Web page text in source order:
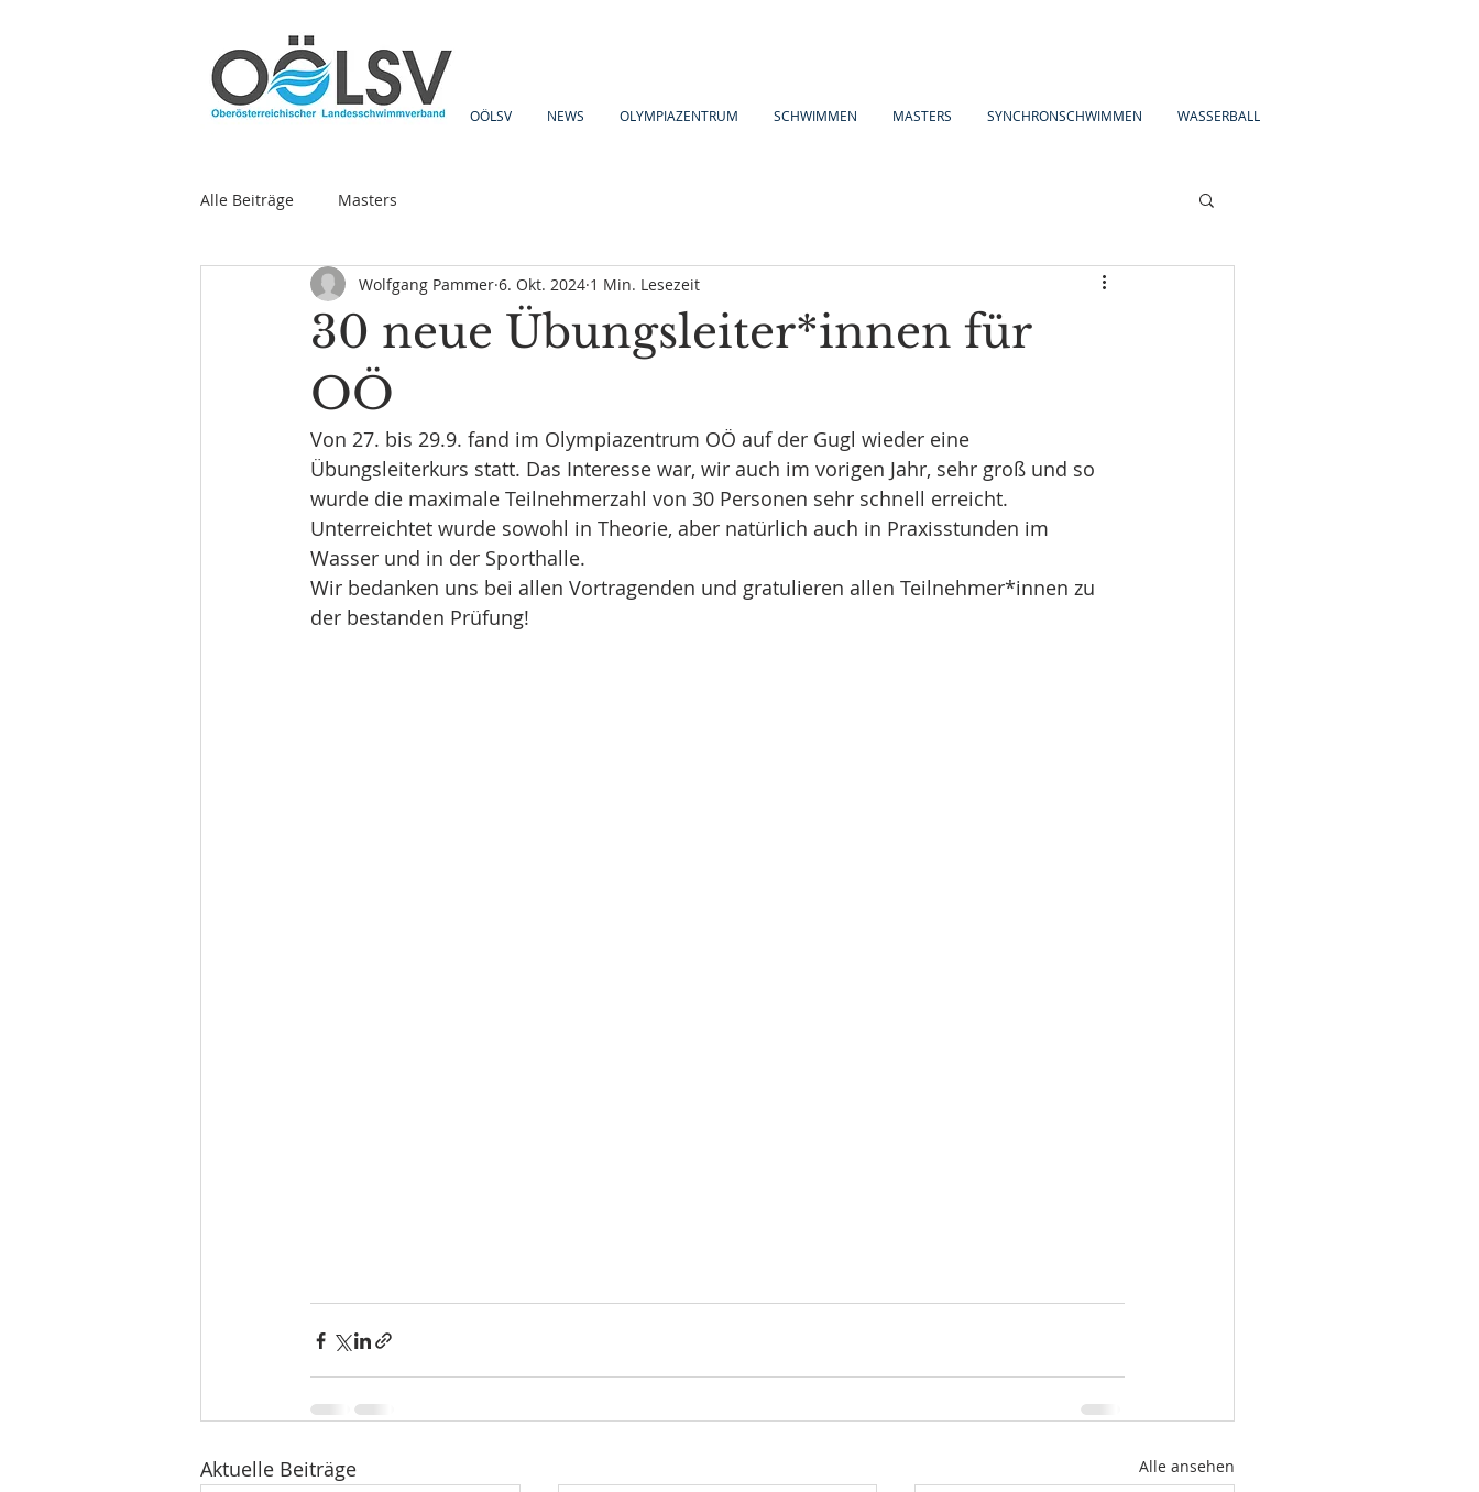
OÖLSV NEWS OLYMPIAZENTRUM SCHWIMMEN MASTERS SYNCHRONSCHWIMMEN WASSERBALL
Alle Beiträge Masters
30 neue Übungsleiter*innen für
OÖ
Wolfgang Pammer 6. Okt. 2024 1 Min. Lesezeit
Von 27. bis 29.9. fand im Olympiazentrum OÖ auf der Gugl wieder eine
Übungsleiterkurs statt. Das Interesse war, wir auch im vorigen Jahr, sehr groß und so
wurde die maximale Teilnehmerzahl von 30 Personen sehr schnell erreicht.
Unterreichtet wurde sowohl in Theorie, aber natürlich auch in Praxisstunden im
Wasser und in der Sporthalle.
Wir bedanken uns bei allen Vortragenden und gratulieren allen Teilnehmer*innen zu
der bestanden Prüfung!
Aktuelle Beiträge Alle ansehen